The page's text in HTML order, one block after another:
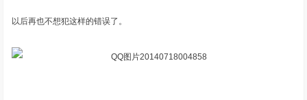
以后再也不想犯这样的错误了。